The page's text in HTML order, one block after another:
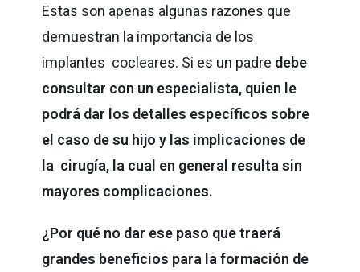
Estas son apenas algunas razones que
demuestran la importancia de los
implantes cocleares. Si es un padre debe
consultar con un especialista, quien le
podrá dar los detalles específicos sobre
el caso de su hijo y las implicaciones de
la cirugía, la cual en general resulta sin
mayores complicaciones.
¿Por qué no dar ese paso que traerá
grandes beneficios para la formación de